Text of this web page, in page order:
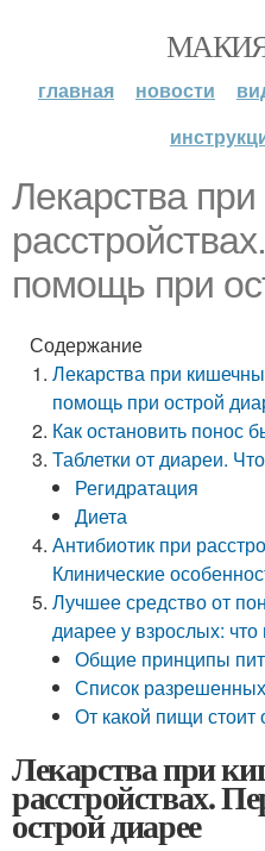
главная новости
Лекарства
помощь при
Содержание
Лекарства при
помощь при острой
Как остановить понос
Таблетки от диареи.
Регидратация
Диета
Антибиотик при
Клинические
Лучшее средство от
диарее у взрослых:
Общие принципы
Список
От какой пищи стоит
Лекарства при
расстройствах.
острой диарее